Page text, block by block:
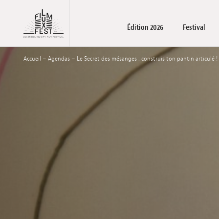
Lux Film Festival Édition 2026
Films Palmarès
Festival
À propos Devenez
LuxFilmLab Séances
Infos pratiques
Films Family days –
Séances et ateliers
Accréditations Espace
Accueil – Agendas – Le Secret des mésanges : construis ton pantin articulé !